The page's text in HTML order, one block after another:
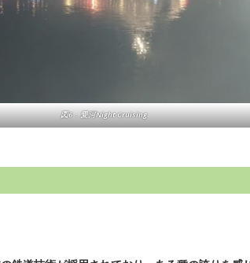
図6．愛河Night Cruising